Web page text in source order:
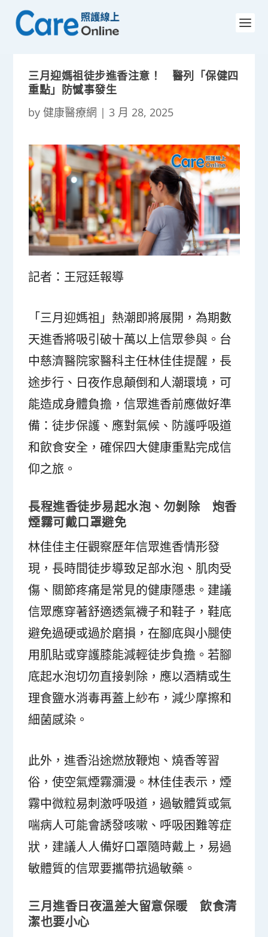
三月迎媽祖徒步進香注意！ 醫列「保健四
重點」防憾事發生
by健康醫療網 |3 月 28, 2025
記者：王冠廷報導
「三月迎媽祖」熱潮即將展開，為期數
天進香將吸引破十萬以上信眾參與。台
中慈濟醫院家醫科主任林佳佳提醒，長
途步行、日夜作息顛倒和人潮環境，可
能造成身體負擔，信眾進香前應做好準
備：徒步保護、應對氣候、防護呼吸道
和飲食安全，確保四大健康重點完成信
仰之旅。
長程進香徒步易起水泡、勿剝除 炮香
煙霧可戴口罩避免
林佳佳主任觀察歷年信眾進香情形發
現，長時間徒步導致足部水泡、肌肉受
傷、關節疼痛是常見的健康隱患。建議
信眾應穿著舒適透氣襪子和鞋子，鞋底
避免過硬或過於磨損，在腳底與小腿使
用肌貼或穿護膝能減輕徒步負擔。若腳
底起水泡切勿直接剝除，應以酒精或生
理食鹽水消毒再蓋上紗布，減少摩擦和
細菌感染。
此外，進香沿途燃放鞭炮、燒香等習
俗，使空氣煙霧瀰漫。林佳佳表示，煙
霧中微粒易刺激呼吸道，過敏體質或氣
喘病人可能會誘發咳嗽、呼吸困難等症
狀，建議人人備好口罩隨時戴上，易過
敏體質的信眾要攜帶抗過敏藥。
三月進香日夜溫差大留意保暖 飲食清
潔也要小心